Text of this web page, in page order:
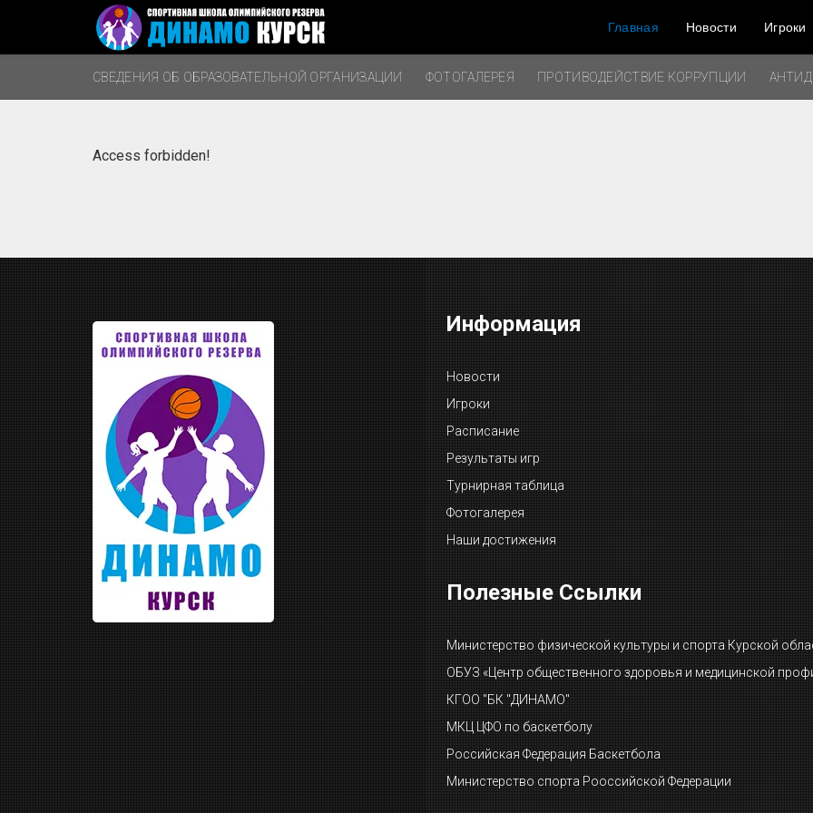
Главная Новости Игроки
СВЕДЕНИЯ ОБ ОБРАЗОВАТЕЛЬНОЙ ОРГАНИЗАЦИИ ФОТОГАЛЕРЕЯ ПРОТИВОДЕЙСТВИЕ КОРРУПЦИИ
Access forbidden!
Информация
Новости
Игроки
Расписание
Результаты игр
Турнирная таблица
Фотогалерея
Наши достижения
Полезные Ссылки
Министерство физической культуры и спорта Курской
ОБУЗ «Центр общественного здоровья и медицинской
КГОО "БК "ДИНАМО"
МКЦ ЦФО по баскетболу
Российская Федерация Баскетбола
Министерство спорта Рооссийской Федерации